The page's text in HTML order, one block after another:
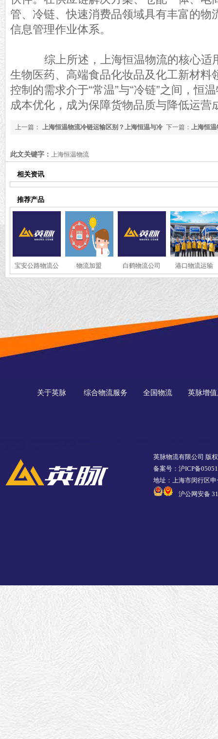
管、冷链、快速消费品领域具有丰富的物
信息管理作业体系。
综上所述，上海恒温物流的核心适
生物医药、高端食品化妆品及化工新材料
控制的需求介于“常温”与“冷链”之间，恒
成本优化，成为保障货物品质与降低运营
下一篇： 上海恒
上一篇： 上海恒温物流冷链运输区别？上海恒温与冷
此文关键字： 上海恒温物流
相关资讯
推荐产品
宝安公路物流公
司
物流加盟 白鹤物流公司 港口物流运输
关于英脉 综合物流服务 全国物流 英脉增
英脉物流有限公司 版
备案号：沪ICP备
地址：上海市闵行区
沪公网安备